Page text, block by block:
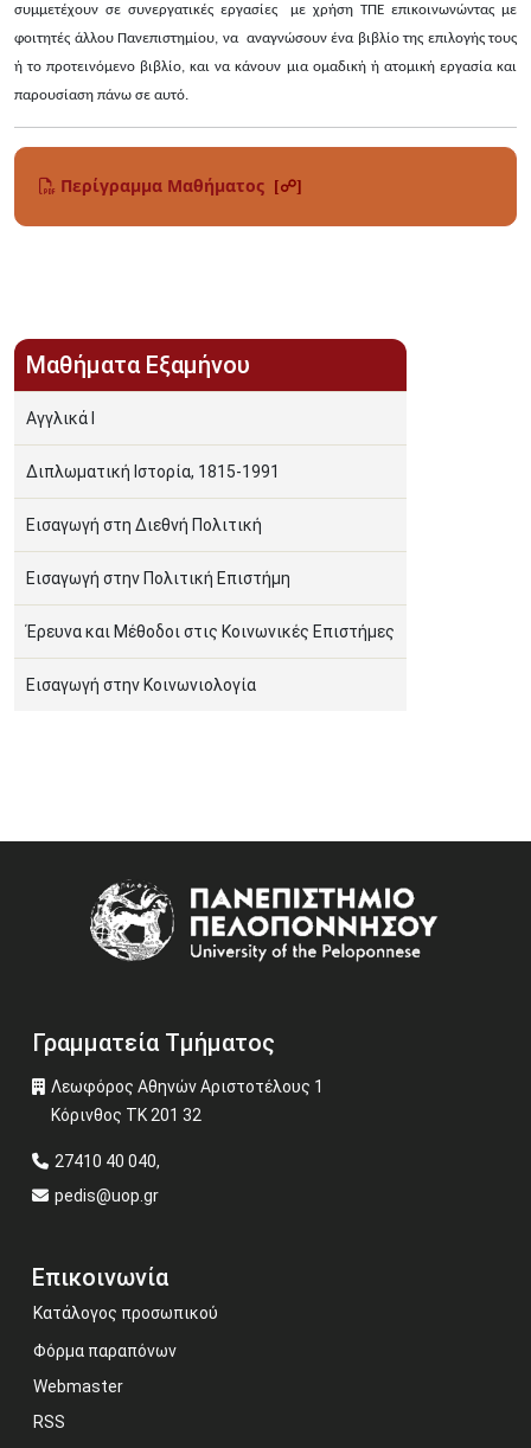
συμμετέχουν σε συνεργατικές εργασίες με χρήση ΤΠΕ επικοινωνώντας με
φοιτητές άλλου Πανεπιστημίου, να αναγνώσουν ένα βιβλίο της επιλογής τους
ή το προτεινόμενο βιβλίο, και να κάνουν μια ομαδική ή ατομική εργασία και
παρουσίαση πάνω σε αυτό.
Περίγραμμα Μαθήματος [☍]
Μαθήματα Εξαμήνου
Αγγλικά Ι
Διπλωματική Ιστορία, 1815-1991
Εισαγωγή στη Διεθνή Πολιτική
Εισαγωγή στην Πολιτική Επιστήμη
Έρευνα και Μέθοδοι στις Κοινωνικές Επιστήμες
Εισαγωγή στην Κοινωνιολογία
Γραμματεία Τμήματος
Λεωφόρος Αθηνών Αριστοτέλους 1
Κόρινθος ΤΚ 201 32
27410 40 040,
pedis@uop.gr
Επικοινωνία
Κατάλογος προσωπικού
Φόρμα παραπόνων
Webmaster
RSS